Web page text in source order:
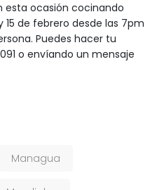
esta ocasión cocinando
15 de febrero desde las 7pm
Puedes hacer tu
o envíando un mensaje
Managua